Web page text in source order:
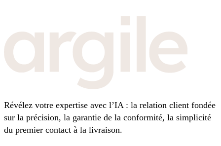
Révélez votre expertise avec l’IA : la relation client fondée
sur la précision, la garantie de la conformité, la simplicité
du premier contact à la livraison.